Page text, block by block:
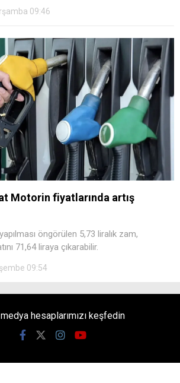
09:46
Motorin fiyatlarında artış
öngörülen 5,73 liralık zam,
71,64 liraya çıkarabilir.
09:54
hesaplarımızı keşfedin